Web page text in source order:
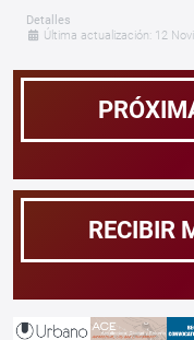
Detalles
Última actualización: 12
RECIBIR